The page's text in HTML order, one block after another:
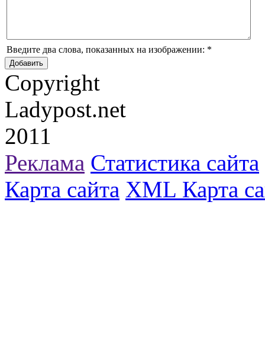
Введите два слова, показанных на изображении: *
Copyright
Ladypost.net
2011
Реклама Статистика сайта
Карта сайта XML Карта